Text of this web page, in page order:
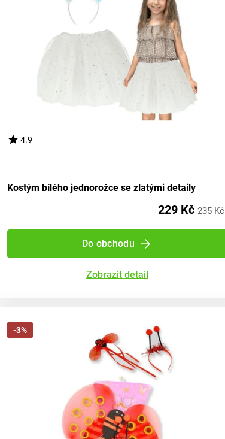
4.9
Kostým bílého jednorožce se zlatými detaily
229 Kč 235 Kč
Do obchodu
Zobrazit detail
-3%